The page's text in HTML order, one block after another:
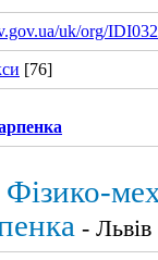
uk/org/
[76]
- Львів